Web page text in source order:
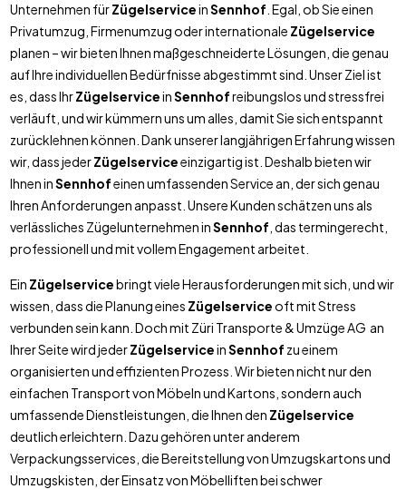
Unternehmen fürZügelserviceinSennhof . Egal, ob Sie einen
Privatumzug, Firmenumzug oder internationale Zügelservice
planen – wir bieten Ihnen maßgeschneiderte Lösungen, die genau
auf Ihre individuellen Bedürfnisse abgestimmt sind. Unser Ziel ist
es, dass IhrZügelserviceinSennhofreibungslos und stressfrei
verläuft, und wir kümmern uns um alles, damit Sie sich entspannt
zurücklehnen können. Dank unserer langjährigen Erfahrung wissen
wir, dass jederZügelserviceeinzigartig ist. Deshalb bieten wir
Ihnen inSennhofeinen umfassenden Service an, der sich genau
Ihren Anforderungen anpasst. Unsere Kunden schätzen uns als
verlässliches Zügelunternehmen inSennhof , das termingerecht,
professionell und mit vollem Engagement arbeitet.
Ein Zügelservicebringt viele Herausforderungen mit sich, und wir
wissen, dass die Planung eines Zügelserviceoft mit Stress
verbunden sein kann. Doch mit Züri Transporte & Umzüge AG an
Ihrer Seite wird jederZügelserviceinSennhof zu einem
organisierten und effizienten Prozess. Wir bieten nicht nur den
einfachen Transport von Möbeln und Kartons, sondern auch
umfassende Dienstleistungen, die Ihnen den Zügelservice
deutlich erleichtern. Dazu gehören unter anderem
Verpackungsservices, die Bereitstellung von Umzugskartons und
Umzugskisten, der Einsatz von Möbelliften bei schwer